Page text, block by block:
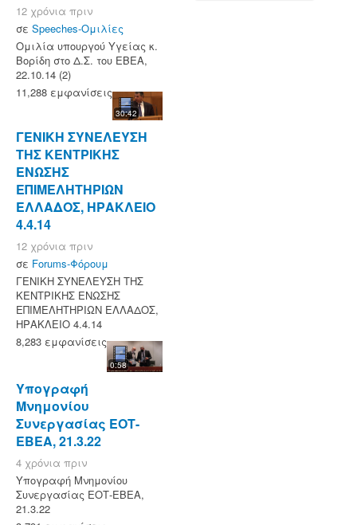
12 χρόνια πριν
σε Speeches-Ομιλίες
Ομιλία υπουργού Υγείας κ.
Βορίδη στο Δ.Σ. του ΕΒΕΑ,
22.10.14 (2)
11,288 εμφανίσεις
30:42
ΓΕΝΙΚΗ ΣΥΝΕΛΕΥΣΗ
ΤΗΣ ΚΕΝΤΡΙΚΗΣ
ΕΝΩΣΗΣ
ΕΠΙΜΕΛΗΤΗΡΙΩΝ
ΕΛΛΑΔΟΣ, ΗΡΑΚΛΕΙΟ
4.4.14
12 χρόνια πριν
σε Forums-Φόρουμ
ΓΕΝΙΚΗ ΣΥΝΕΛΕΥΣΗ ΤΗΣ
ΚΕΝΤΡΙΚΗΣ ΕΝΩΣΗΣ
ΕΠΙΜΕΛΗΤΗΡΙΩΝ ΕΛΛΑΔΟΣ,
ΗΡΑΚΛΕΙΟ 4.4.14
8,283 εμφανίσεις
0:58
Υπογραφή
Μνημονίου
Συνεργασίας ΕΟΤ-
ΕΒΕΑ, 21.3.22
4 χρόνια πριν
Υπογραφή Μνημονίου
Συνεργασίας ΕΟΤ-ΕΒΕΑ,
21.3.22